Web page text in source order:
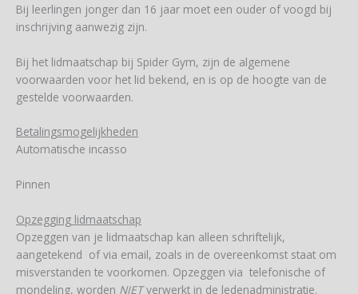
Bij leerlingen jonger dan 16 jaar moet een ouder of voogd bij
inschrijving aanwezig zijn.
Bij het lidmaatschap bij Spider Gym, zijn de algemene
voorwaarden voor het lid bekend, en is op de hoogte van de
gestelde voorwaarden.
Betalingsmogelijkheden
Automatische incasso
Pinnen
Opzegging lidmaatschap
Opzeggen van je lidmaatschap kan alleen schriftelijk,
aangetekend of via email, zoals in de overeenkomst staat om
misverstanden te voorkomen. Opzeggen via telefonische of
mondeling, worden NIETverwerkt in de ledenadministratie.